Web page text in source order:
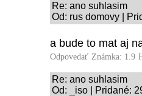
Re: ano suhlasim
Od: rus domovy |
a bude to mat aj
Odpovedať Známka: 1.9
Re: ano suhlasim
Od: _iso | Pridané: